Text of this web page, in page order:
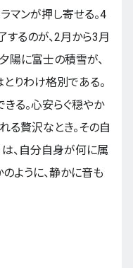
マンが押し寄せる。4
るのが、2月から3月
陽に富士の積雪が、
りわけ格別である。
る。心安らぐ穏やか
る贅沢なとき。その自
は、自分自身が何に属
ように、静かに音も